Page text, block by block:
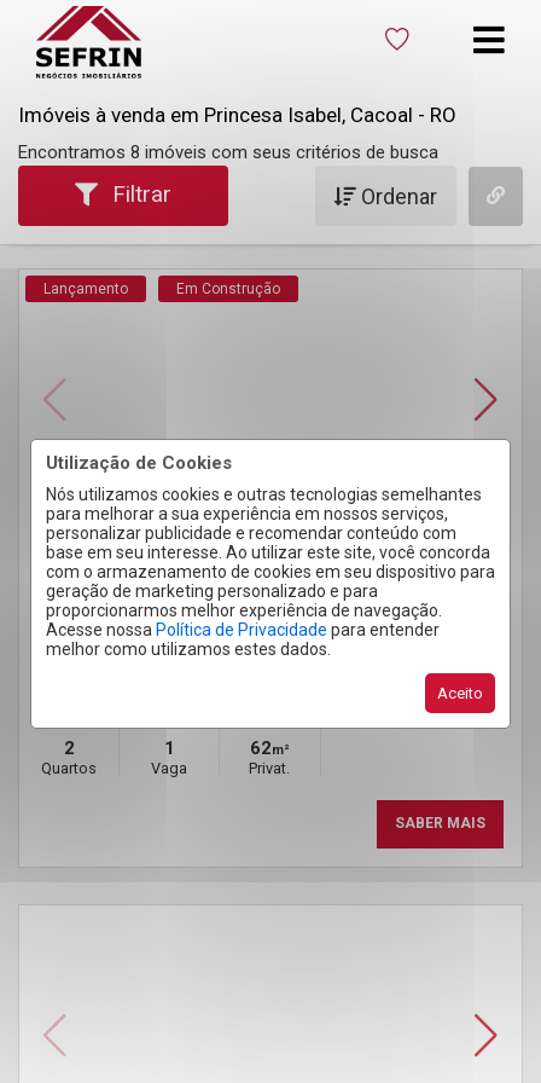
Utilização de Cookies
Nós utilizamos cookies e outras tecnologias semelhantes
para melhorar a sua experiência em nossos serviços,
personalizar publicidade e recomendar conteúdo com
base em seu interesse. Ao utilizar este site, você concorda
com o armazenamento de cookies em seu dispositivo para
geração de marketing personalizado e para
proporcionarmos melhor experiência de navegação.
Acesse nossa Política de Privacidade para entender
melhor como utilizamos estes dados.
Aceito
Imóveis à venda em Princesa Isabel, Cacoal - RO
Encontramos 8 imóveis com seus critérios de busca
Filtrar Ordenar
Lançamento Em Construção
APARTAMENTO 2 QUARTOS PRINCESA ISABEL 62M²
AVENIDA NAÇÕES UNIDAS, 2112, PRINCESA ISABEL -
CACOAL/RO
LÍNEA RESIDENCE
Cód.:SEF2064
R$ 449.000,00
2
Quartos
1
Vaga
62m²
Privat.
SABER MAIS